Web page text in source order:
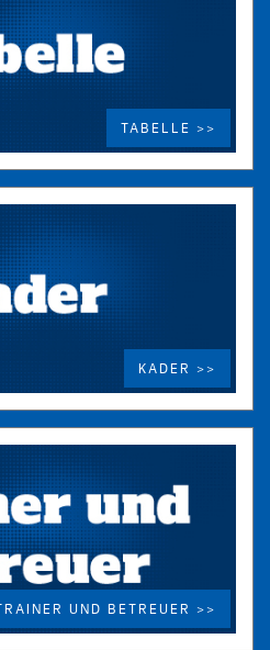
TABELLE >>
KADER >>
TRAINER UND BETREUER >>